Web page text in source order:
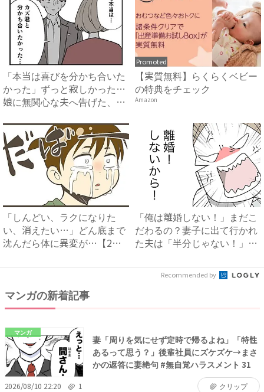
「本当は喜びを分かち合いた
かった」ずっと寂しかった…
娘に無関心な夫へ告げた、妻
Promoted
【実質無料】らくらくベビー
の特典をチェック
Amazon
「しんどい、ラクになりた
い、消えたい…」どん底まで
沈んだら体に異変が…【2人
「俺は離婚しない！」まだこ
だわるの？妻子に出て行かれ
た夫は「半分じゃない！」と
Recommended by
マンガの新着記事
マンガ
妻「周りを気にせず定時で帰るよね」「特性
あるって思う？」後輩社員にズケズケ→まさ
かの返答に妻絶句 #無自覚ハラスメント 31
2026/08/10 22:20 1 クリップ